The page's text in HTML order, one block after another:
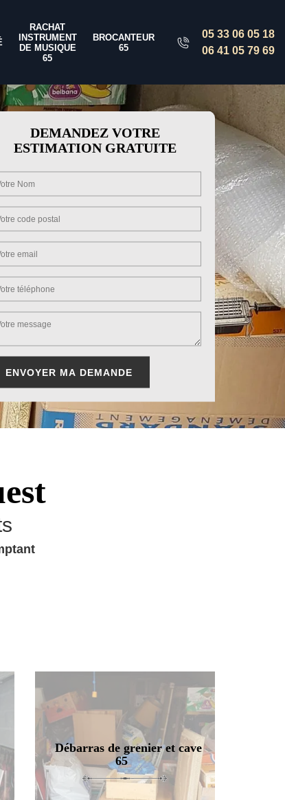
RACHAT
INSTRUMENT
DE MUSIQUE
65
BROCANTEUR
65
05 33 06 05 18
06 41 05 79 69
DEMANDEZ VOTRE
ESTIMATION GRATUITE
Débarras de grenier et cave
65